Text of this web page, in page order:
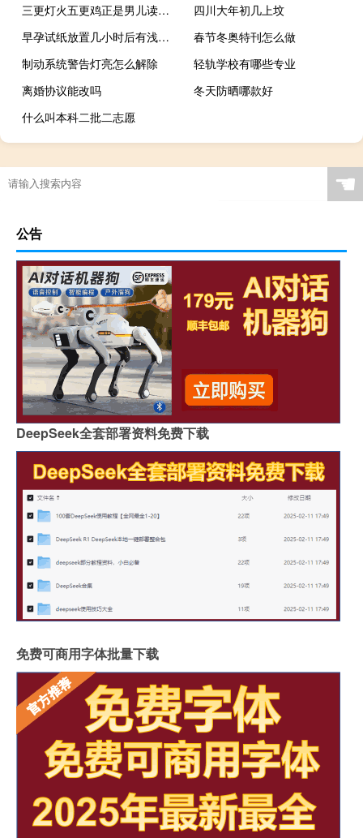
三更灯火五更鸡正是男儿读书时的意思是什么（三更灯火五更鸡正是男儿读书时）
四川大年初几上坟
早孕试纸放置几小时后有浅印（早早孕试纸一深一浅有假孕吗）
春节冬奥特刊怎么做
制动系统警告灯亮怎么解除
轻轨学校有哪些专业
离婚协议能改吗
冬天防晒哪款好
什么叫本科二批二志愿
☚
公告
DeepSeek全套部署资料免费下载
免费可商用字体批量下载